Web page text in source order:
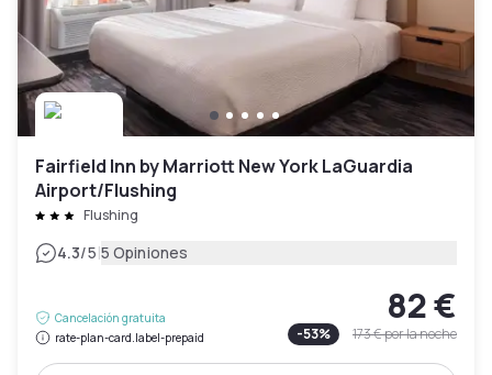
Fairfield Inn by Marriott New York LaGuardia
Airport/Flushing
Flushing
4.3/5|5 Opiniones
Cancelación gratuita
rate-plan-card.label-prepaid
82 €
-53% 173 €por la noche